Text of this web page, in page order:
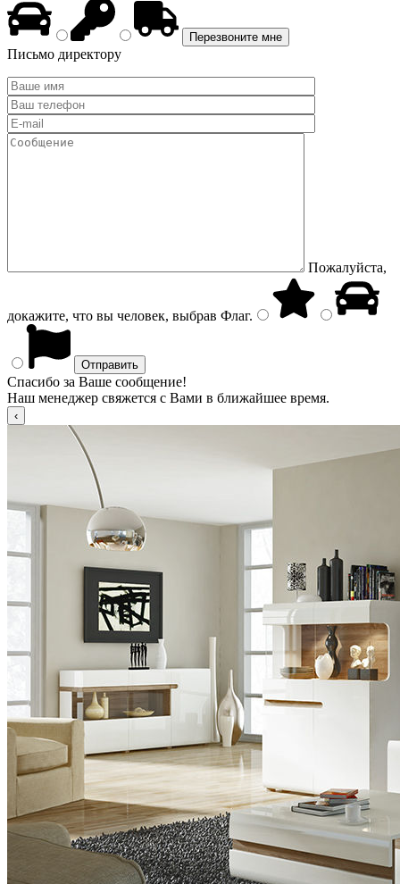
Письмо директору
Пожалуйста,
докажите, что вы человек, выбрав Флаг.
Спасибо за Ваше сообщение!
Наш менеджер свяжется с Вами в ближайшее время.